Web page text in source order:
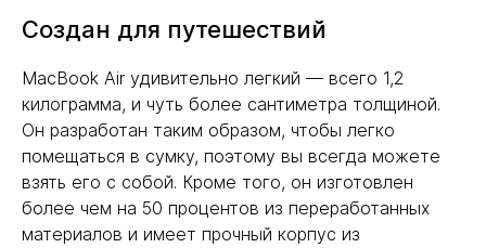
Создан для путешествий
MacBook Air удивительно легкий — всего 1,2
килограмма, и чуть более сантиметра толщиной.
Он разработан таким образом, чтобы легко
помещаться в сумку, поэтому вы всегда можете
взять его с собой. Кроме того, он изготовлен
более чем на 50 процентов из переработанных
материалов и имеет прочный корпус из